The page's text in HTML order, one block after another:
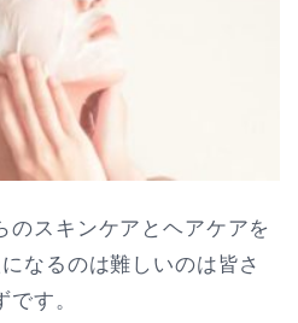
のスキンケアとヘアケアを
なるのは難しいのは皆さ
す。